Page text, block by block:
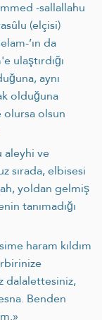
-sallallahu
(elçisi)
’ın da
ulaştırdığı
aynı
olduğuna
olsun
aleyhi ve
sırada, elbisesi
yoldan gelmiş
tanımadığı
haram kıldım
dalalettesiniz,
Benden